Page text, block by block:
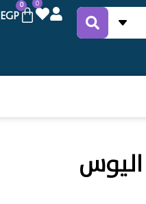
0
EGP
0